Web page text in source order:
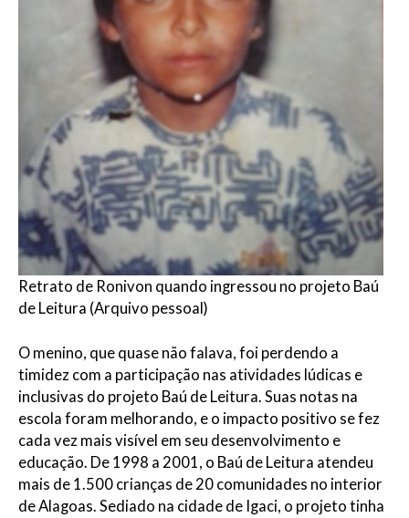
Retrato de Ronivon quando ingressou no projeto Baú
de Leitura (Arquivo pessoal)
O menino, que quase não falava, foi perdendo a
timidez com a participação nas atividades lúdicas e
inclusivas do projeto Baú de Leitura. Suas notas na
escola foram melhorando, e o impacto positivo se fez
cada vez mais visível em seu desenvolvimento e
educação. De 1998 a 2001, o Baú de Leitura atendeu
mais de 1.500 crianças de 20 comunidades no interior
de Alagoas. Sediado na cidade de Igaci, o projeto tinha